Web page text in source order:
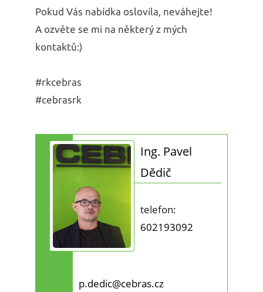
Pokud Vás nabídka oslovila, neváhejte!
A ozvěte se mi na některý z mých
kontaktů:)
#rkcebras
#cebrasrk
Ing. Pavel
Dědič
telefon:
602193092
p.dedic@cebras.cz